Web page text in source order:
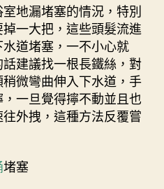
地漏堵塞的情況，特別
一大把，這些頭髮流進
道堵塞，一不小心就
話建議找一根長鐵絲，對
微彎曲伸入下水道，手
一旦覺得擰不動並且也
外拽，這種方法反覆嘗
堵塞